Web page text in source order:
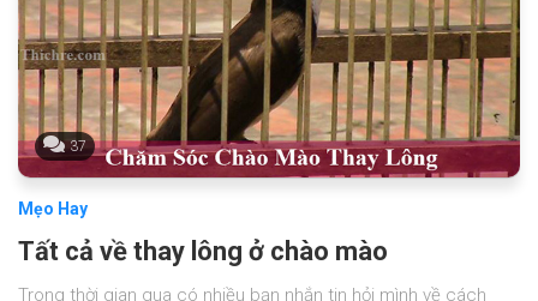
37
Mẹo Hay
Tất cả về thay lông ở chào mào
Trong thời gian qua có nhiều bạn nhắn tin hỏi mình về cách